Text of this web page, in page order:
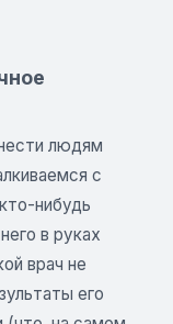
людям
с
нибудь
в руках
врач не
его